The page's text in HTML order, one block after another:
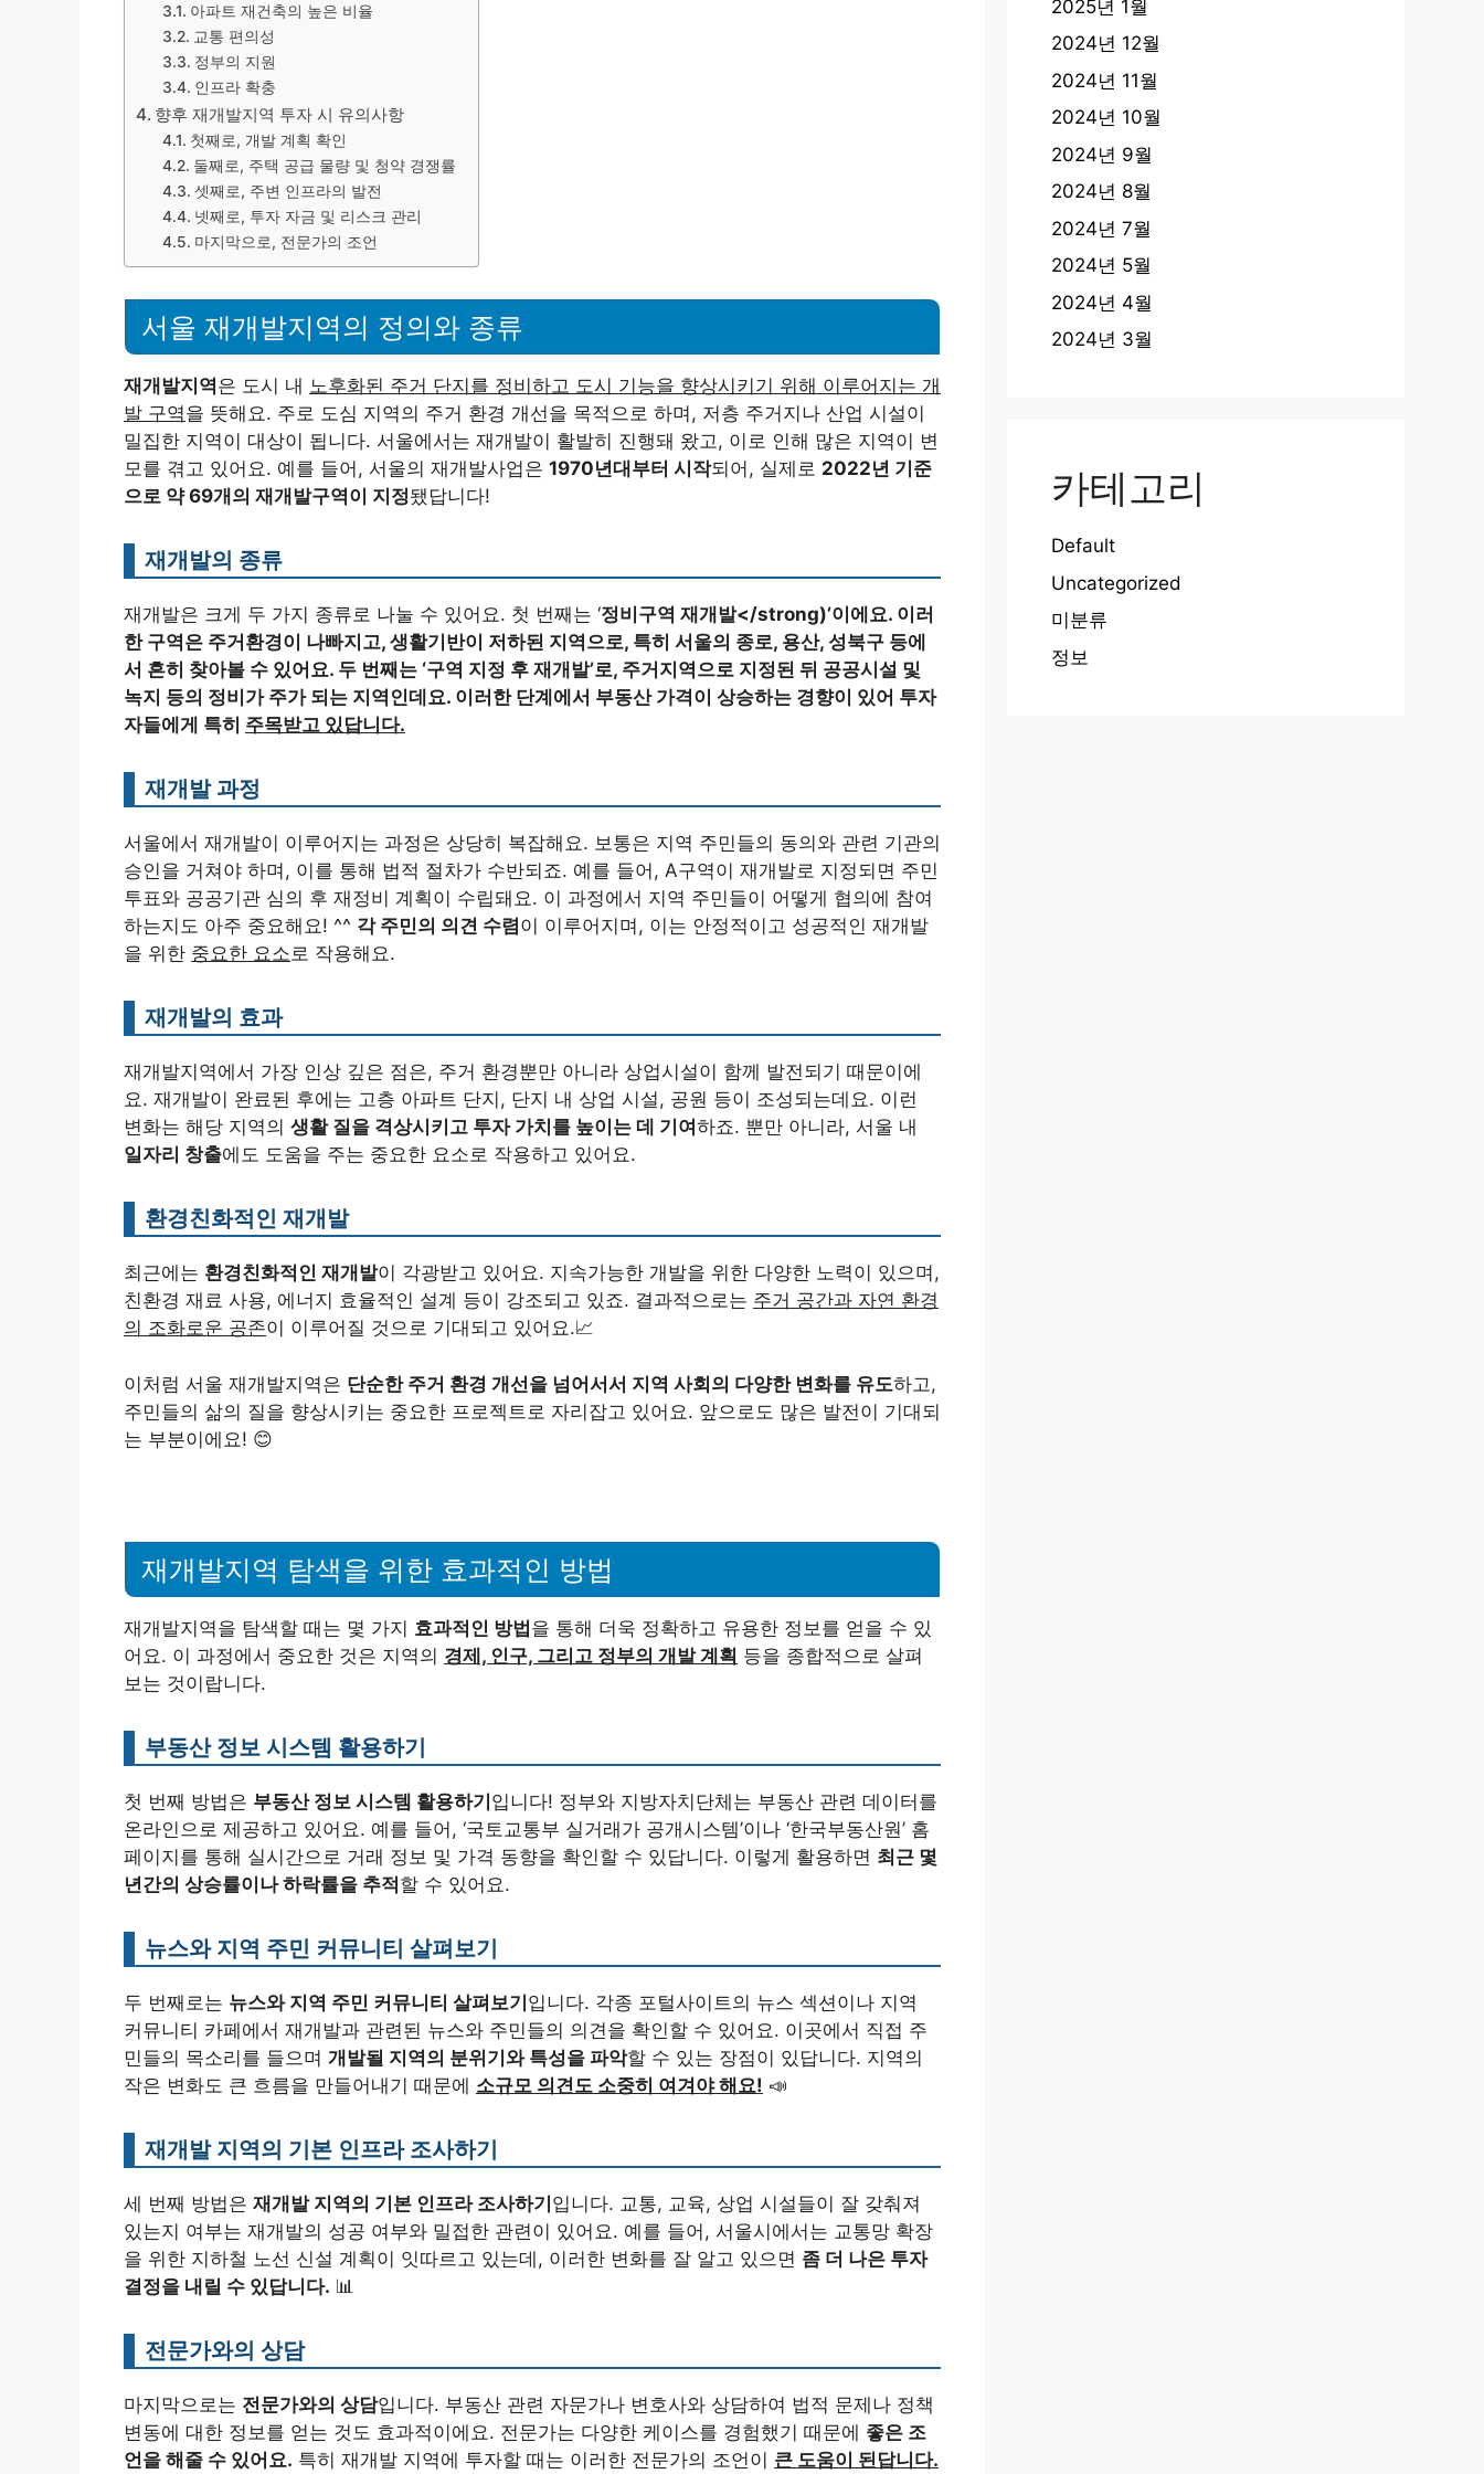
아파트 재건축의 높은 비율
교통 편의성
정부의 지원
인프라 확충
향후 재개발지역 투자 시 유의사항
첫째로, 개발 계획 확인
둘째로, 주택 공급 물량 및 청약 경쟁률
셋째로, 주변 인프라의 발전
넷째로, 투자 자금 및 리스크 관리
마지막으로, 전문가의 조언
서울 재개발지역의 정의와 종류
재개발지역은 도시 내 노후화된 주거 단지를 정비하고 도시 기능을 향상시키기 위해 이루어지는 개
발 구역을 뜻해요. 주로 도심 지역의 주거 환경 개선을 목적으로 하며, 저층 주거지나 산업 시설이
밀집한 지역이 대상이 됩니다. 서울에서는 재개발이 활발히 진행돼 왔고, 이로 인해 많은 지역이 변
모를 겪고 있어요. 예를 들어, 서울의 재개발사업은 1970년대부터 시작되어, 실제로 2022년 기준
으로 약 69개의 재개발구역이 지정됐답니다!
재개발의 종류
재개발은 크게 두 가지 종류로 나눌 수 있어요. 첫 번째는 ‘정비구역 재개발</strong)’이에요. 이러
한 구역은 주거환경이 나빠지고, 생활기반이 저하된 지역으로, 특히 서울의 종로, 용산, 성북구 등에
서 흔히 찾아볼 수 있어요. 두 번째는 ‘구역 지정 후 재개발’로, 주거지역으로 지정된 뒤 공공시설 및
녹지 등의 정비가 주가 되는 지역인데요. 이러한 단계에서 부동산 가격이 상승하는 경향이 있어 투자
자들에게 특히 주목받고 있답니다.
재개발 과정
서울에서 재개발이 이루어지는 과정은 상당히 복잡해요. 보통은 지역 주민들의 동의와 관련 기관의
승인을 거쳐야 하며, 이를 통해 법적 절차가 수반되죠. 예를 들어, A구역이 재개발로 지정되면 주민
투표와 공공기관 심의 후 재정비 계획이 수립돼요. 이 과정에서 지역 주민들이 어떻게 협의에 참여
하는지도 아주 중요해요! ^^ 각 주민의 의견 수렴이 이루어지며, 이는 안정적이고 성공적인 재개발
을 위한 중요한 요소로 작용해요.
재개발의 효과
재개발지역에서 가장 인상 깊은 점은, 주거 환경뿐만 아니라 상업시설이 함께 발전되기 때문이에
요. 재개발이 완료된 후에는 고층 아파트 단지, 단지 내 상업 시설, 공원 등이 조성되는데요. 이런
변화는 해당 지역의 생활 질을 격상시키고 투자 가치를 높이는 데 기여 하죠. 뿐만 아니라, 서울 내
일자리 창출에도 도움을 주는 중요한 요소로 작용하고 있어요.
환경친화적인 재개발
최근에는 환경친화적인 재개발이 각광받고 있어요. 지속가능한 개발을 위한 다양한 노력이 있으며,
친환경 재료 사용, 에너지 효율적인 설계 등이 강조되고 있죠. 결과적으로는 주거 공간과 자연 환경
의 조화로운 공존이 이루어질 것으로 기대되고 있어요.📈
이처럼 서울 재개발지역은 단순한 주거 환경 개선을 넘어서서 지역 사회의 다양한 변화를 유도하고,
주민들의 삶의 질을 향상시키는 중요한 프로젝트로 자리잡고 있어요. 앞으로도 많은 발전이 기대되
는 부분이에요! 😊
재개발지역 탐색을 위한 효과적인 방법
재개발지역을 탐색할 때는 몇 가지 효과적인 방법 을 통해 더욱 정확하고 유용한 정보를 얻을 수 있
어요. 이 과정에서 중요한 것은 지역의 경제, 인구, 그리고 정부의 개발 계획 등을 종합적으로 살펴
보는 것이랍니다.
부동산 정보 시스템 활용하기
첫 번째 방법은 부동산 정보 시스템 활용하기 입니다! 정부와 지방자치단체는 부동산 관련 데이터를
온라인으로 제공하고 있어요. 예를 들어, ‘국토교통부 실거래가 공개시스템’이나 ‘한국부동산원’ 홈
페이지를 통해 실시간으로 거래 정보 및 가격 동향을 확인할 수 있답니다. 이렇게 활용하면 최근 몇
년간의 상승률이나 하락률을 추적 할 수 있어요.
뉴스와 지역 주민 커뮤니티 살펴보기
두 번째로는 뉴스와 지역 주민 커뮤니티 살펴보기 입니다. 각종 포털사이트의 뉴스 섹션이나 지역
커뮤니티 카페에서 재개발과 관련된 뉴스와 주민들의 의견을 확인할 수 있어요. 이곳에서 직접 주
민들의 목소리를 들으며 개발될 지역의 분위기와 특성을 파악할 수 있는 장점이 있답니다. 지역의
작은 변화도 큰 흐름을 만들어내기 때문에 소규모 의견도 소중히 여겨야 해요! 📣
재개발 지역의 기본 인프라 조사하기
세 번째 방법은 재개발 지역의 기본 인프라 조사하기 입니다. 교통, 교육, 상업 시설들이 잘 갖춰져
있는지 여부는 재개발의 성공 여부와 밀접한 관련이 있어요. 예를 들어, 서울시에서는 교통망 확장
을 위한 지하철 노선 신설 계획이 잇따르고 있는데, 이러한 변화를 잘 알고 있으면 좀 더 나은 투자
결정을 내릴 수 있답니다. 📊
전문가와의 상담
마지막으로는 전문가와의 상담입니다. 부동산 관련 자문가나 변호사와 상담하여 법적 문제나 정책
변동에 대한 정보를 얻는 것도 효과적이에요. 전문가는 다양한 케이스를 경험했기 때문에 좋은 조
언을 해줄 수 있어요. 특히 재개발 지역에 투자할 때는 이러한 전문가의 조언이 큰 도움이 된답니다.
2025년 1월
2024년 12월
2024년 11월
2024년 10월
2024년 9월
2024년 8월
2024년 7월
2024년 5월
2024년 4월
2024년 3월
카테고리
Default
Uncategorized
미분류
정보